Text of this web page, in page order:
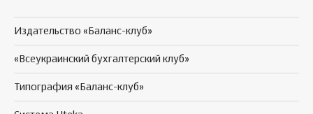
Издательство «Баланс-клуб»
«Всеукраинский бухгалтерский клуб»
Типография «Баланс-клуб»